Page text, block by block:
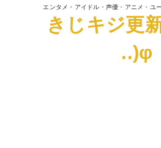
エンタメ・アイドル・声優・アニメ・ユ
きじキジ更
..)φ